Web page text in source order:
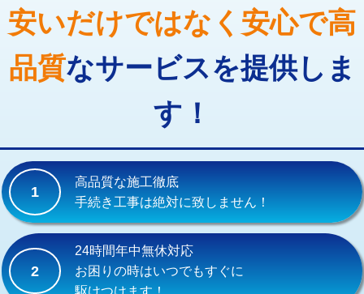
廃棄・処分 現場見積
止水・漏水調査・防水処理・清掃・修
理・調整・分解・加工など（重作業）
33,000円
その他部品の脱着 8,800円～
交換・取付(単水栓（壁付・デッキ
式）)
13,200円+材料費
交換・取付(混合水栓（壁付・デッキ
式・ワンホール）)
16,500円+材料費
交換・取付(排水栓・排水トラップ
（P/S/ポップアップ））
安いだけではなく安心で高
品質なサービスを提供しま
す！
1
高品質な施工徹底
手続き工事は絶対に致しません！
2
24時間年中無休対応
お困りの時はいつでもすぐに
駆けつけます！